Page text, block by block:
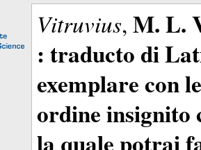
Vitruvius, M. L.
: traducto di
exemplare con
ordine insignito
la quale potrai